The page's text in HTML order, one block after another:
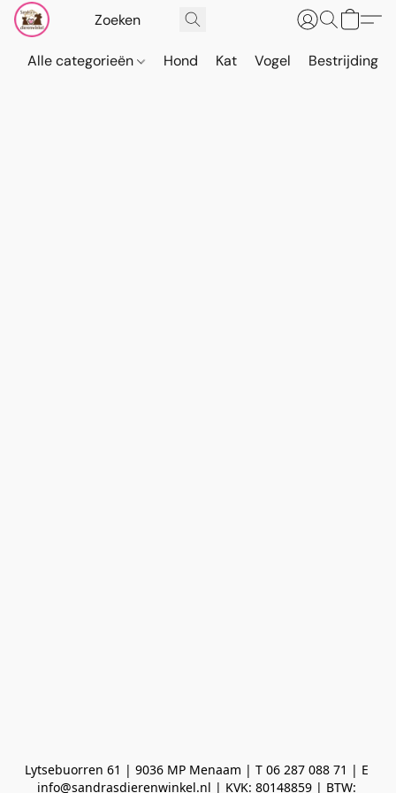
Alle categorieën Hond Kat Vogel Bestrijding
Lytsebuorren 61 | 9036 MP Menaam | T 06 287 088 71 | E
info@sandrasdierenwinkel.nl | KVK: 80148859 | BTW: